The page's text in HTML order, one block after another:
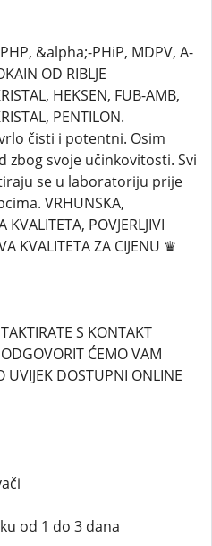
&alpha;-PHiP, MDPV, A-
OD RIBLJE
HEKSEN, FUB-AMB,
PENTILON.
čisti i potentni. Osim
zbog svoje učinkovitosti. Svi
se u laboratoriju prije
VRHUNSKA,
POVJERLJIVI
KVALITETA ZA CIJENU ♛
S KONTAKT
ĆEMO VAM
UVIJEK DOSTUPNI ONLINE
od 1 do 3 dana